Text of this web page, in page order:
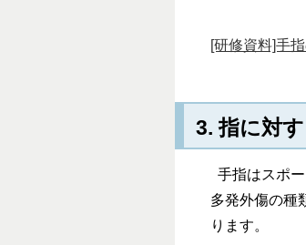
[研修資料]手
3. 指に対
手指はスポ
多発外傷の種
ります。